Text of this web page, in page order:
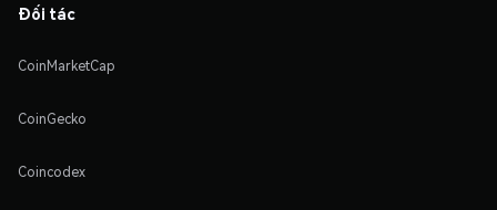
Đối tác
CoinMarketCap
CoinGecko
Coincodex